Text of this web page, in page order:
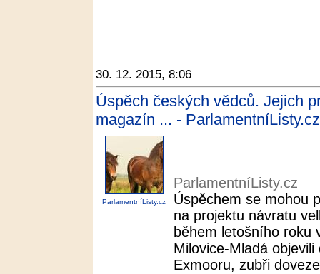
30. 12. 2015, 8:06
Úspěch českých vědců. Jejich
magazín ... - ParlamentníListy.cz
ParlamentníListy.cz
ParlamentníListy.cz
Úspěchem se mohou
na projektu návratu
během letošního roku
Milovice-Mladá
Exmooru, zubři